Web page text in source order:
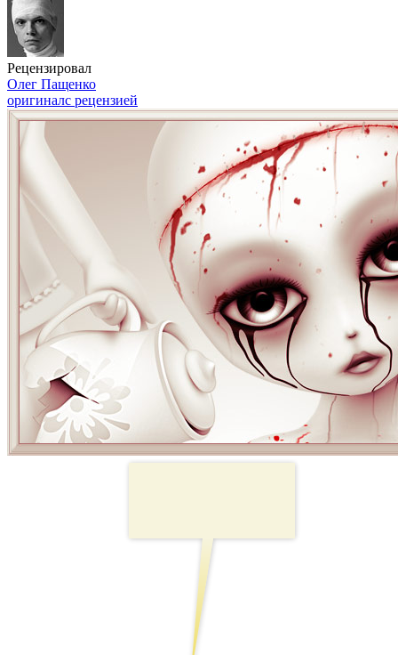
Рецензировал
Олег Пащенко
оригиналс рецензией